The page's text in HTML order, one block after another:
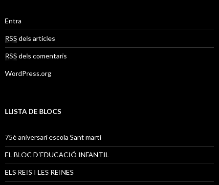
Entra
RSS dels articles
RSS dels comentaris
WordPress.org
LLISTA DE BLOCS
75è aniversari escola Sant martí
EL BLOC D´EDUCACIÓ INFANTIL
ELS REIS I LES REINES